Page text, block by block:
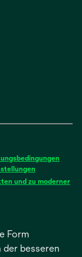
und zu moderner
Form
besseren